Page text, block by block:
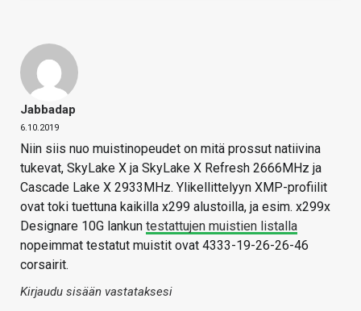
Jabbadap
6.10.2019
Niin siis nuo muistinopeudet on mitä prossut natiivina
tukevat, SkyLake X ja SkyLake X Refresh 2666MHz ja
Cascade Lake X 2933MHz. Ylikellittelyyn XMP-profiilit
ovat toki tuettuna kaikilla x299 alustoilla, ja esim. x299x
Designare 10G lankun testattujen muistien listalla
nopeimmat testatut muistit ovat 4333-19-26-26-46
corsairit.
Kirjaudu sisään vastataksesi